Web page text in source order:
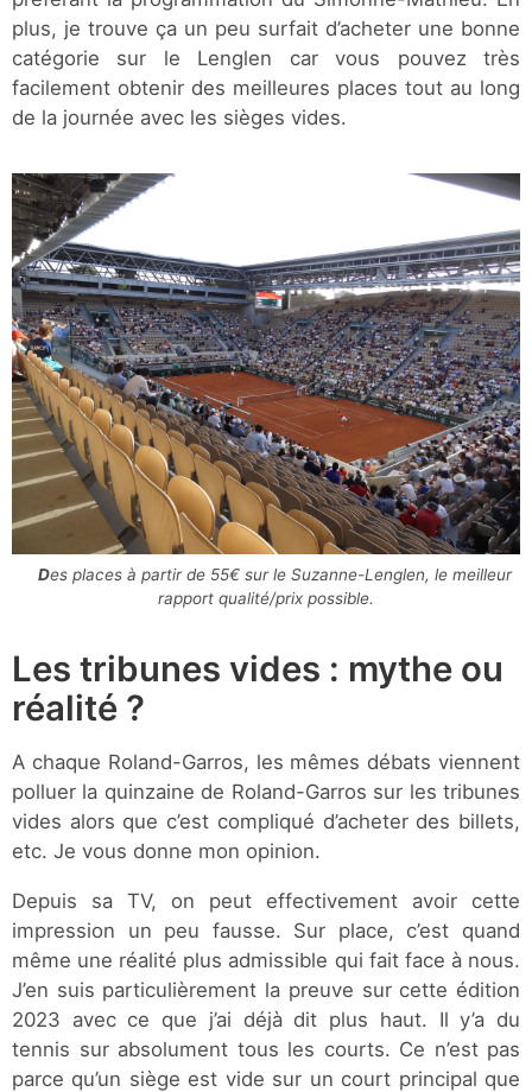
plus, je trouve ça un peu surfait d’acheter une bonne
catégorie sur le Lenglen car vous pouvez très
facilement obtenir des meilleures places tout au long
de la journée avec les sièges vides.
Des places à partir de 55€ sur le Suzanne-Lenglen, le meilleur
rapport qualité/prix possible.
Les tribunes vides : mythe ou
réalité ?
A chaque Roland-Garros, les mêmes débats viennent
polluer la quinzaine de Roland-Garros sur les tribunes
vides alors que c’est compliqué d’acheter des billets,
etc. Je vous donne mon opinion.
Depuis sa TV, on peut effectivement avoir cette
impression un peu fausse. Sur place, c’est quand
même une réalité plus admissible qui fait face à nous.
J’en suis particulièrement la preuve sur cette édition
2023 avec ce que j’ai déjà dit plus haut. Il y’a du
tennis sur absolument tous les courts. Ce n’est pas
parce qu’un siège est vide sur un court principal que